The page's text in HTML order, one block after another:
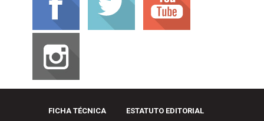
FICHA TÉCNICA
ESTATUTO EDITORIAL